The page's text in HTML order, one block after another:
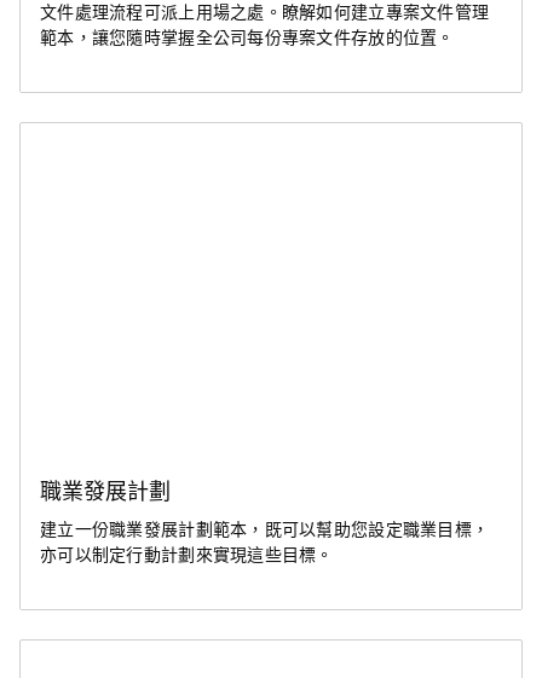
文件處理流程可派上用場之處。瞭解如何建立專案文件管理
範本，讓您隨時掌握全公司每份專案文件存放的位置。
職業發展計劃
建立一份職業發展計劃範本，既可以幫助您設定職業目標，
亦可以制定行動計劃來實現這些目標。